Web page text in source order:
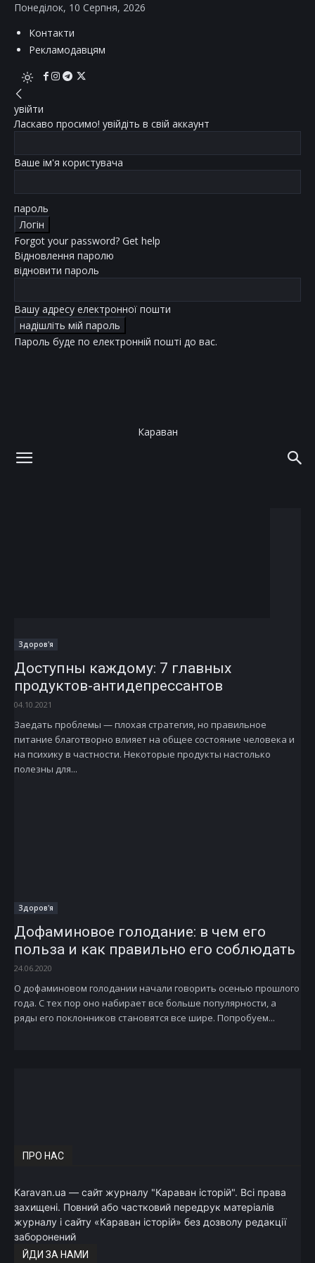
Понеділок, 10 Серпня, 2026
Контакти
Рекламодавцям
увійти
Ласкаво просимо! увійдіть в свій аккаунт
Ваше ім'я користувача
пароль
Forgot your password? Get help
Відновлення паролю
відновити пароль
Вашу адресу електронної пошти
Пароль буде по електронній пошті до вас.
Караван
Здоров'я
Доступны каждому: 7 главных
продуктов-антидепрессантов
04.10.2021
Заедать проблемы — плохая стратегия, но правильное
питание благотворно влияет на общее состояние человека и
на психику в частности. Некоторые продукты настолько
полезны для...
Здоров'я
Дофаминовое голодание: в чем его
польза и как правильно его соблюдать
24.06.2020
О дофаминовом голодании начали говорить осенью прошлого
года. С тех пор оно набирает все больше популярности, а
ряды его поклонников становятся все шире. Попробуем...
ПРО НАС
Karavan.ua — сайт журналу "Караван історій". Всі права
захищені. Повний або частковий передрук матеріалів
журналу і сайту «Караван історій» без дозволу редакції
заборонений
ЙДИ ЗА НАМИ